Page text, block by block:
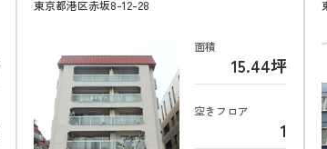
東京都港区赤坂8-12-28
面積
15.44坪
空きフロア
1